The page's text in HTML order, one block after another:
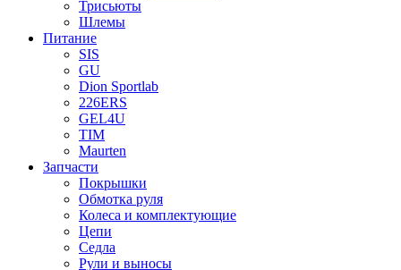
Трисьюты
Шлемы
Питание
SIS
GU
Dion Sportlab
226ERS
GEL4U
TIM
Maurten
Запчасти
Покрышки
Обмотка руля
Колеса и комплектующие
Цепи
Седла
Рули и выносы